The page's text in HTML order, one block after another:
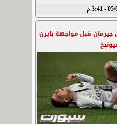
م
جيرمان قبل مواجهة بايرن